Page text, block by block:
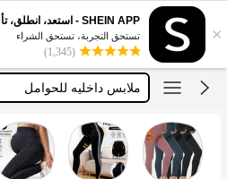
×
SHEIN APP - استعد، انطلق، تألق بالأناقة!
تستحق التجربة، تستحق الشراء
(1,345)
شورتات نسائيه
سراويل حمل
ملابس داخليه للحوامل
بطن حمل
شورتات نسائيه
سراويل حمل